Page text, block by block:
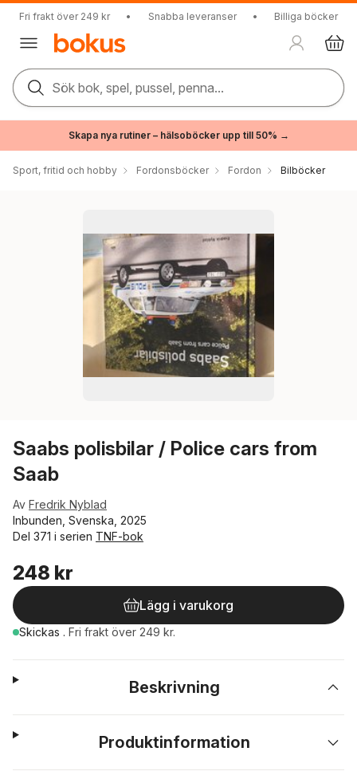
Fri frakt över 249 kr • Snabba leveranser • Billiga böcker
Sök bok, spel, pussel, penna...
Skapa nya rutiner – hälsoböcker upp till 50% →
Sport, fritid och hobby Fordonsböcker Fordon Bilböcker
Saabs polisbilar / Police cars from
Saab
Av Fredrik Nyblad
Inbunden, Svenska, 2025
Del 371 i serien TNF-bok
248 kr
Lägg i varukorg
Skickas . Fri frakt över 249 kr.
Beskrivning
Produktinformation